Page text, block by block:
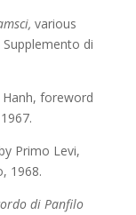
various
di
foreword
Primo Levi,
1968.
di Panfilo